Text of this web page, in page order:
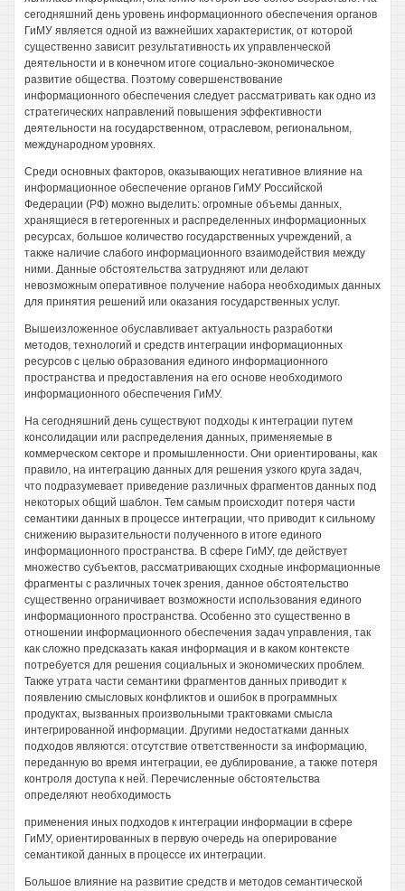
сегодняшний день уровень информационного обеспечения органов
ГиМУ является одной из важнейших характеристик, от которой
существенно зависит результативность их управленческой
деятельности и в конечном итоге социально-экономическое
развитие общества. Поэтому совершенствование
информационного обеспечения следует рассматривать как одно из
стратегических направлений повышения эффективности
деятельности на государственном, отраслевом, региональном,
международном уровнях.
Среди основных факторов, оказывающих негативное влияние на
информационное обеспечение органов ГиМУ Российской
Федерации (РФ) можно выделить: огромные объемы данных,
хранящиеся в гетерогенных и распределенных информационных
ресурсах, большое количество государственных учреждений, а
также наличие слабого информационного взаимодействия между
ними. Данные обстоятельства затрудняют или делают
невозможным оперативное получение набора необходимых данных
для принятия решений или оказания государственных услуг.
Вышеизложенное обуславливает актуальность разработки
методов, технологий и средств интеграции информационных
ресурсов с целью образования единого информационного
пространства и предоставления на его основе необходимого
информационного обеспечения ГиМУ.
На сегодняшний день существуют подходы к интеграции путем
консолидации или распределения данных, применяемые в
коммерческом секторе и промышленности. Они ориентированы, как
правило, на интеграцию данных для решения узкого круга задач,
что подразумевает приведение различных фрагментов данных под
некоторых общий шаблон. Тем самым происходит потеря части
семантики данных в процессе интеграции, что приводит к сильному
снижению выразительности полученного в итоге единого
информационного пространства. В сфере ГиМУ, где действует
множество субъектов, рассматривающих сходные информационные
фрагменты с различных точек зрения, данное обстоятельство
существенно ограничивает возможности использования единого
информационного пространства. Особенно это существенно в
отношении информационного обеспечения задач управления, так
как сложно предсказать какая информация и в каком контексте
потребуется для решения социальных и экономических проблем.
Также утрата части семантики фрагментов данных приводит к
появлению смысловых конфликтов и ошибок в программных
продуктах, вызванных произвольными трактовками смысла
интегрированной информации. Другими недостатками данных
подходов являются: отсутствие ответственности за информацию,
переданную во время интеграции, ее дублирование, а также потеря
контроля доступа к ней. Перечисленные обстоятельства
определяют необходимость
применения иных подходов к интеграции информации в сфере
ГиМУ, ориентированных в первую очередь на оперирование
семантикой данных в процессе их интеграции.
Большое влияние на развитие средств и методов семантической